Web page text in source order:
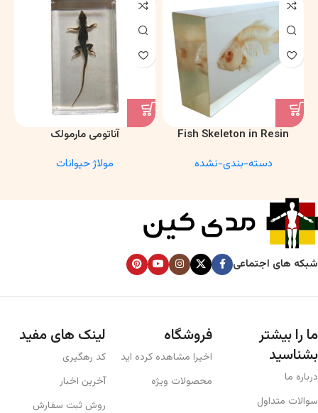
Fish Skeleton in Resin
Anatomy Specimen
دسته-بندی-نشده
آناتومی مارمولک
مولاژ حیوانات
شبکه های اجتماعی
ما را بیشتر
بشناسید
درباره ما
سوالات متداول
فروشگاه
اخیرا مشاهده کرده اید
محصولات ویژه
لینک های مفید
کد رهگیری
آخرین اخبار
روش ثبت سفارش